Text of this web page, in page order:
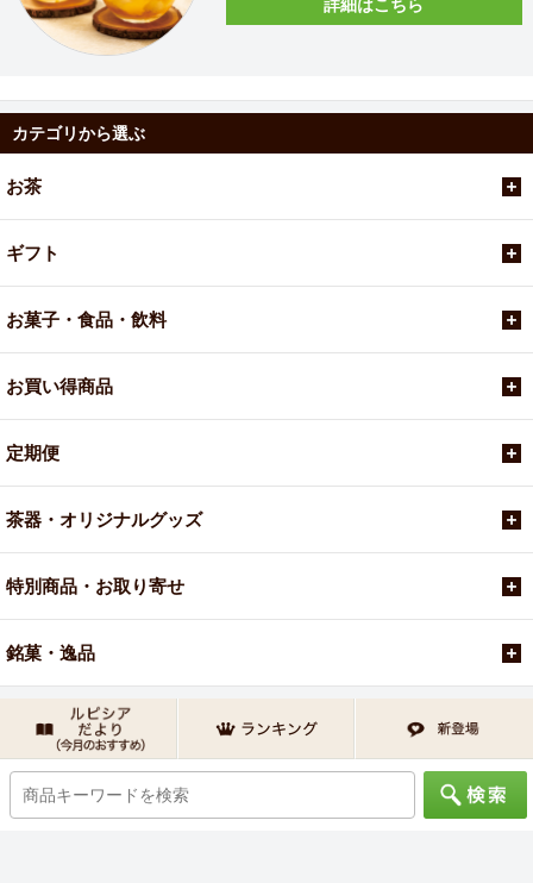
詳細はこちら
カテゴリから選ぶ
お茶
ギフト
お菓子・食品・飲料
お買い得商品
定期便
茶器・オリジナルグッズ
特別商品・お取り寄せ
銘菓・逸品